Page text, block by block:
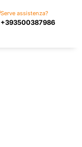
Serve assistenza?
+393500387986